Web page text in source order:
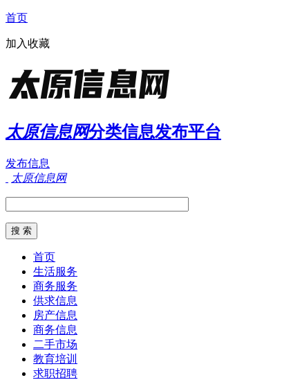
首页
加入收藏
太原信息网分类信息发布平台
发布信息
太原信息网
首页
生活服务
商务服务
供求信息
房产信息
商务信息
二手市场
教育培训
求职招聘